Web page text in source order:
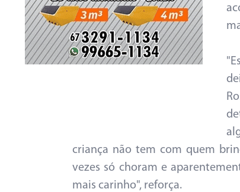
criança não tem com quem
vezes só choram e
mais carinho", reforça.